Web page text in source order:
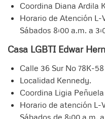
Coordina Diana Ardila
Horario de Atención L-
Sábados 8:00 a.m. a
Casa LGBTI Edwar
Calle 36 Sur No 78K-58
Localidad Kennedy.
Coordina Ligia Peñuela
Horario de atención L-
Sábados de 8:00 a.m.